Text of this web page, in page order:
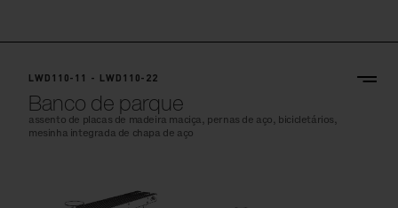
LWD110-11 - LWD110-22
Banco de parque
assento de placas de madeira maciça, pernas de aço, bicicletários,
mesinha integrada de chapa de aço